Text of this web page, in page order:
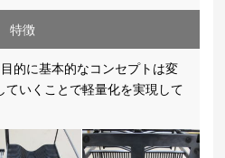
特徴
的に基本的なコンセプトは変
ていくことで軽量化を実現して